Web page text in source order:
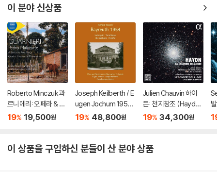
P]
이 분야 신상품
Roberto Minczuk 과
르니에리: 오페라 & 관
현악 작품집 (Guarnier
19% 19,500원
Joseph Keilberth / E
ugen Jochum 1954
년 바이로이트 페스티
19% 48,800원
Julien Chauvin 하이
든: 천지창조 (Haydn:
La Creation du mon
19% 34,300원
i:
이 상품을 구입하신 분들이 산 분야 상품